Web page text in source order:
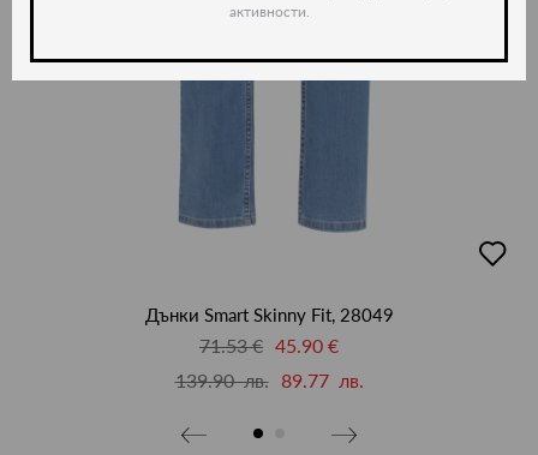
в
Дънки Smart Skinny Fit, 28049
71.53 € 45.90 €
139.90 лв.
89.77 лв.
активности.